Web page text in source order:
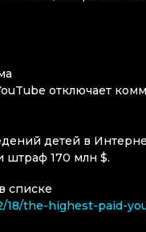
отключает
детей в
штраф 170 млн $.
списке
18/the-highest-paid-